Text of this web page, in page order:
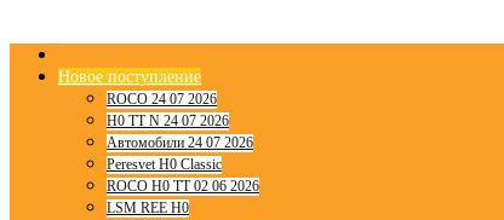
Новое поступление
ROCO 24 07 2026
H0 TT N 24 07 2026
Автомобили 24 07 2026
Peresvet H0 Classic
ROCO H0 TT 02 06 2026
LSM REE H0